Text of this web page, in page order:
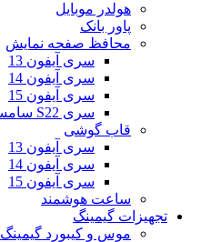
هولدر موبایل
پاور بانک
محافظ صفحه نمایش
سری آیفون 13
سری آیفون 14
سری آیفون 15
سری S22 سامسونگ
قاب گوشی
سری آیفون 13
سری آیفون 14
سری آیفون 15
ساعت هوشمند
تجهیزات گیمینگ
موس و کیبورد گیمینگ